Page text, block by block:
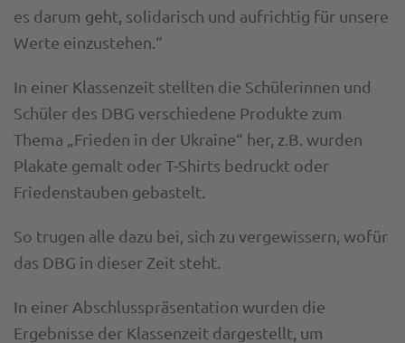
es darum geht, solidarisch und aufrichtig für unsere
Werte einzustehen.“
In einer Klassenzeit stellten die Schülerinnen und
Schüler des DBG verschiedene Produkte zum
Thema „Frieden in der Ukraine“ her, z.B. wurden
Plakate gemalt oder T-Shirts bedruckt oder
Friedenstauben gebastelt.
So trugen alle dazu bei, sich zu vergewissern, wofür
das DBG in dieser Zeit steht.
In einer Abschlusspräsentation wurden die
Ergebnisse der Klassenzeit dargestellt, um